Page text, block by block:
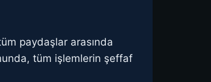
paydaşlar arasında
tüm işlemlerin şeffaf